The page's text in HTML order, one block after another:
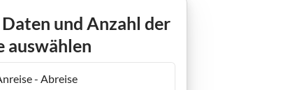
und Anzahl der
auswählen
- Abreise